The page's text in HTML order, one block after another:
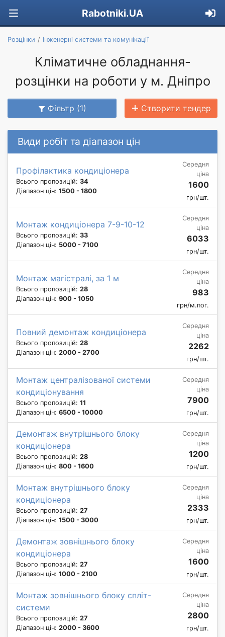
Rabotniki.UA
Розцінки Інженерні системи та комунікації
Кліматичне обладнання-
розцінки на роботи у м. Дніпро
Фільтр (1) Створити тендер
Види робіт та діапазон цін
Профілактика кондиціонера
Всього пропозицій: 34
Діапазон цін: 1500 - 1800
Середня
ціна
1600
грн/шт.
Монтаж кондиціонера 7-9-10-12
Всього пропозицій: 33
Діапазон цін: 5000 - 7100
Середня
ціна
6033
грн/шт.
Монтаж магістралі, за 1 м
Всього пропозицій: 28
Діапазон цін: 900 - 1050
Середня
ціна
983
грн/м.пог.
Повний демонтаж кондиціонера
Всього пропозицій: 28
Діапазон цін: 2000 - 2700
Середня
ціна
2262
грн/шт.
Монтаж централізованої системи
кондиціонування
Всього пропозицій: 11
Діапазон цін: 6500 - 10000
Середня
ціна
7900
грн/шт.
Демонтаж внутрішнього блоку
кондиціонера
Всього пропозицій: 28
Діапазон цін: 800 - 1600
Середня
ціна
1200
грн/шт.
Монтаж внутрішнього блоку
кондиціонера
Всього пропозицій: 27
Діапазон цін: 1500 - 3000
Середня
ціна
2333
грн/шт.
Демонтаж зовнішнього блоку
кондиціонера
Всього пропозицій: 27
Діапазон цін: 1000 - 2100
Середня
ціна
1600
грн/шт.
Монтаж зовнішнього блоку спліт-
системи
Всього пропозицій: 27
Діапазон цін: 2000 - 3600
Середня
ціна
2800
грн/шт.